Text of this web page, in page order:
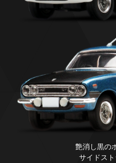
艶消し黒の
サイドス